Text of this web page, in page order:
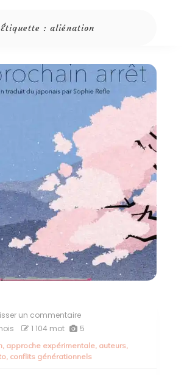
Étiquette : aliénation
un commentaireon
Exploration
la
littérature
1 104 mot 5
, approche expérimentale, auteurs,
, conflits générationnels